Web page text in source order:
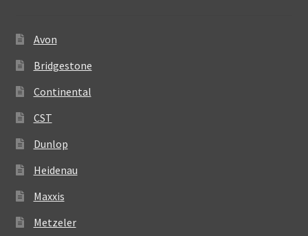
Avon
Bridgestone
Continental
CST
Dunlop
Heidenau
Maxxis
Metzeler